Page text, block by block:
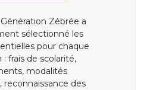
Génération Zébrée a
sélectionné les
pour chaque
frais de scolarité,
modalités
reconnaissance des